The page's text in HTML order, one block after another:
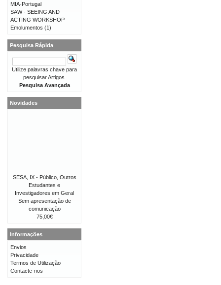
MIA-Portugal
SAW - SEEING AND
ACTING WORKSHOP
Emolumentos (1)
Pesquisa Rápida
Utilize palavras chave para
pesquisar Artigos.
Pesquisa Avançada
Novidades
SESA, IX - Público, Outros
Estudantes e
Investigadores em Geral
Sem apresentação de
comunicação
75,00€
Informações
Envios
Privacidade
Termos de Utilização
Contacte-nos